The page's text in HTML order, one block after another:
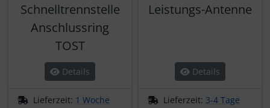
Schnelltrennstelle
Anschlussring
TOST
Details
Lieferzeit: 1 Woche
Leistungs-Antenne
Details
Lieferzeit: 3-4 Tage